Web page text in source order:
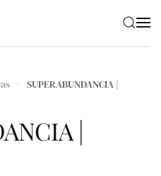
SUPERABUNDANCIA |
|